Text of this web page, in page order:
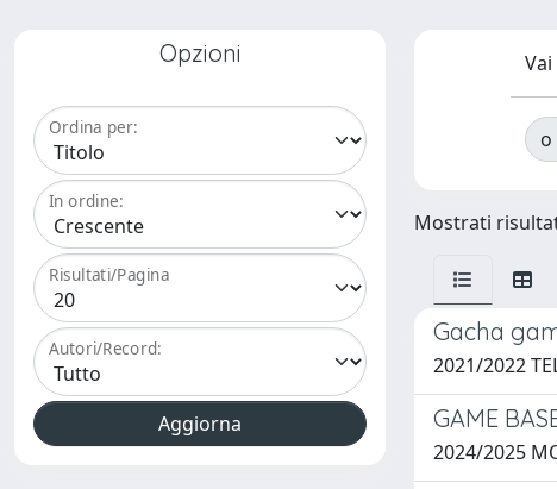
Opzioni
Ordina per:
In ordine:
Risultati/Pagina
Autori/Record:
Vai
o
Mostrati
Gacha
2021/2022
GAME
2024/2025